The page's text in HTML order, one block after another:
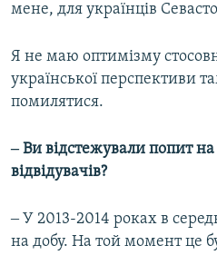
мене, для українців
Я не маю оптимізму
української перспективи
помилятися.
‒ Ви відстежували попит на
відвідувачів?
‒ У 2013-2014 роках в
на добу. На той момент це